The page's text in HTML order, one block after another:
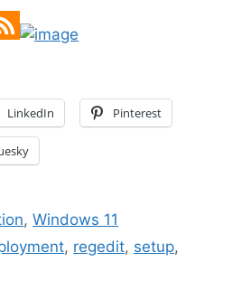
LinkedIn Pinterest
,Windows 11
, regedit, setup,